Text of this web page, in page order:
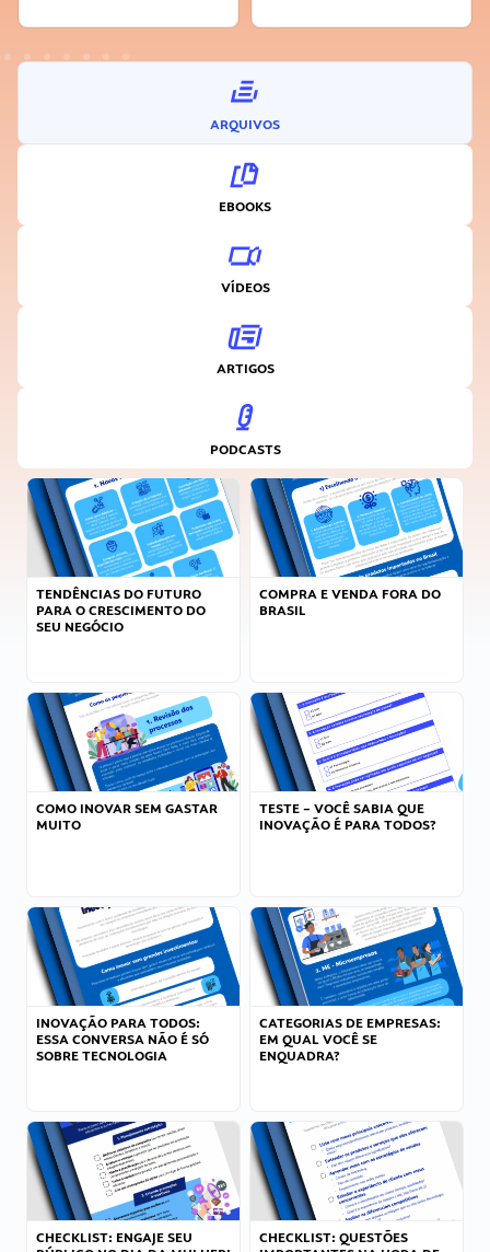
ARQUIVOS
EBOOKS
VÍDEOS
ARTIGOS
PODCASTS
TENDÊNCIAS DO FUTURO
PARA O CRESCIMENTO DO
SEU NEGÓCIO
COMPRA E VENDA FORA DO
BRASIL
COMO INOVAR SEM GASTAR
MUITO
TESTE – VOCÊ SABIA QUE
INOVAÇÃO É PARA TODOS?
INOVAÇÃO PARA TODOS:
ESSA CONVERSA NÃO É SÓ
SOBRE TECNOLOGIA
CATEGORIAS DE EMPRESAS:
EM QUAL VOCÊ SE
ENQUADRA?
CHECKLIST: ENGAJE SEU
CHECKLIST: QUESTÕES